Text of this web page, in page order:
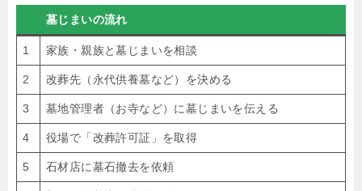
墓じまいの流れ
1 家族・親族と墓じまいを相談
2 改葬先（永代供養墓など）を決める
3 墓地管理者（お寺など）に墓じまいを伝える
4 役場で「改葬許可証」を取得
5 石材店に墓石撤去を依頼